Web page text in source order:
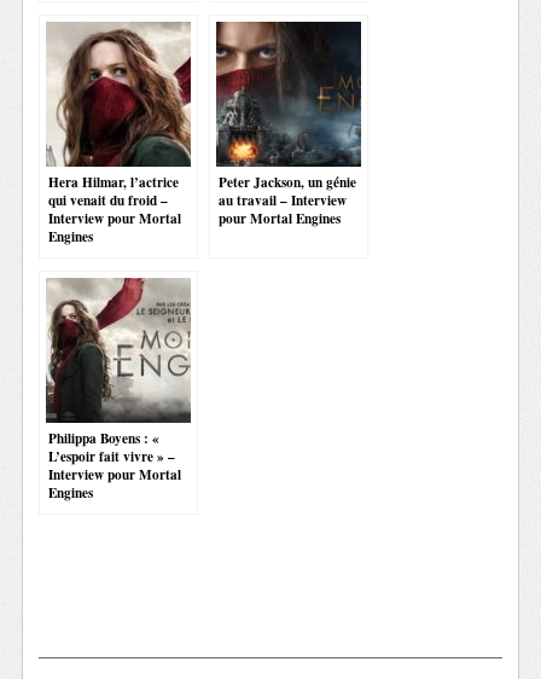
Hera Hilmar, l’actrice
qui venait du froid –
Interview pour Mortal
Engines
Peter Jackson, un génie
au travail – Interview
pour Mortal Engines
Philippa Boyens : «
L’espoir fait vivre » –
Interview pour Mortal
Engines